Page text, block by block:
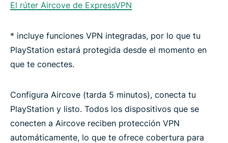
El rúter Aircove de ExpressVPN
* incluye funciones VPN integradas, por lo que tu
PlayStation estará protegida desde el momento en
que te conectes.
Configura Aircove (tarda 5 minutos), conecta tu
PlayStation y listo. Todos los dispositivos que se
conecten a Aircove reciben protección VPN
automáticamente, lo que te ofrece cobertura para